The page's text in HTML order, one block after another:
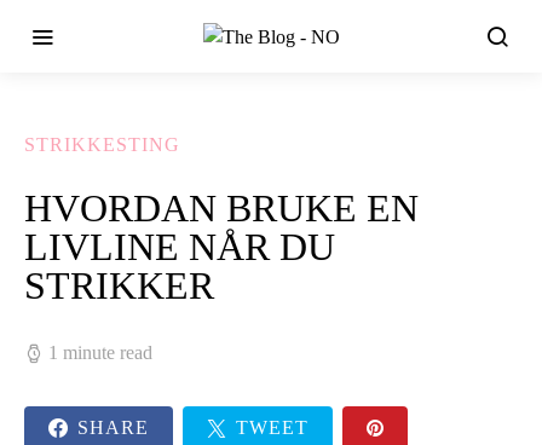
STRIKKESTING
HVORDAN BRUKE EN
LIVLINE NÅR DU
STRIKKER
1 minute read
SHARE TWEET